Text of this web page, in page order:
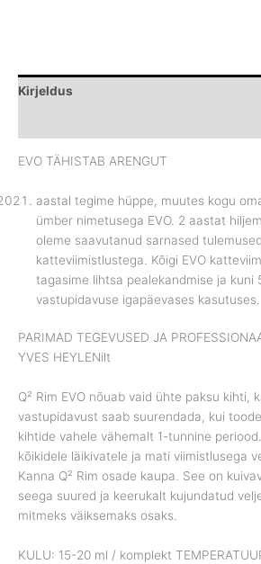
Kirjeldus
EVO TÄHISTAB ARENGUT
aastal tegime hüppe, muutes kogu
ümber nimetusega EVO. 2 aastat
oleme saavutanud sarnased
katteviimistlustega. Kõigi EVO
tagasime lihtsa pealekandmise ja kuni
vastupidavuse igapäevases kasutuses.
PARIMAD TEGEVUSED JA
YVES HEYLENilt
Q² Rim EVO nõuab vaid ühte paksu kihti,
vastupidavust saab suurendada, kui
kihtide vahele vähemalt 1-tunnine
kõikidele läikivatele ja mati viimistlusega
Kanna Q² Rim osade kaupa. See on
seega suured ja keerukalt kujundatud
mitmeks väiksemaks osaks.
KULU: 15-20 ml / komplekt